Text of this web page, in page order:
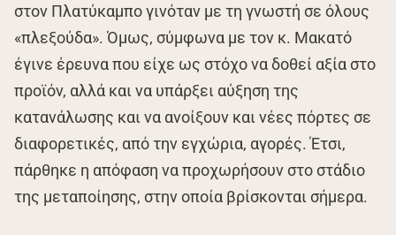
στον Πλατύκαμπο γινόταν με τη γνωστή σε όλους
«πλεξούδα». Όμως, σύμφωνα με τον κ. Μακατό
έγινε έρευνα που είχε ως στόχο να δοθεί αξία στο
προϊόν, αλλά και να υπάρξει αύξηση της
κατανάλωσης και να ανοίξουν και νέες πόρτες σε
διαφορετικές, από την εγχώρια, αγορές. Έτσι,
πάρθηκε η απόφαση να προχωρήσουν στο στάδιο
της μεταποίησης, στην οποία βρίσκονται σήμερα.